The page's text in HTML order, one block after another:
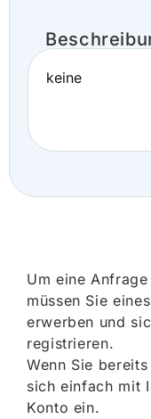
keine
Um eine
müssen Sie
erwerben und
registrieren.
Wenn Sie
sich einfach mit
Konto ein.